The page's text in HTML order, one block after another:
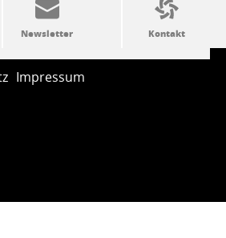
Z
Impressum